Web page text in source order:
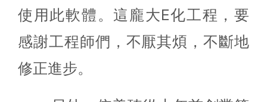
使用此軟體。這龐大E化工程，要
感謝工程師們，不厭其煩，不斷地
修正進步。